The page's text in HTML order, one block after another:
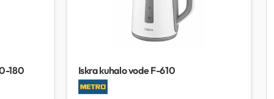
180 Iskra kuhalo vode F-610